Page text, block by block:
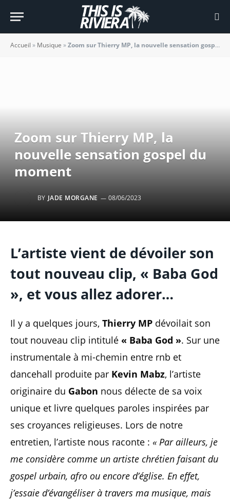
Accueil » Musique »Zoom sur Thierry MP, la nouvelle sensation gospel du moment
Zoom sur Thierry MP, la
nouvelle sensation gospel du
moment
BY JADE MORGANE 08/06/2023
L’artiste vient de dévoiler son
tout nouveau clip, « Baba God
», et vous allez adorer…
Il y a quelques jours, Thierry MP dévoilait son
tout nouveau clip intitulé « Baba God ». Sur une
instrumentale à mi-chemin entre rnb et
dancehall produite par Kevin Mabz, l’artiste
originaire du Gabon nous délecte de sa voix
unique et livre quelques paroles inspirées par
ses croyances religieuses. Lors de notre
entretien, l’artiste nous raconte : « Par ailleurs, je
me considère comme un artiste chrétien faisant du
gospel urbain, afro ou encore d’église. En effet,
j’essaie d’évangéliser à travers ma musique, mais